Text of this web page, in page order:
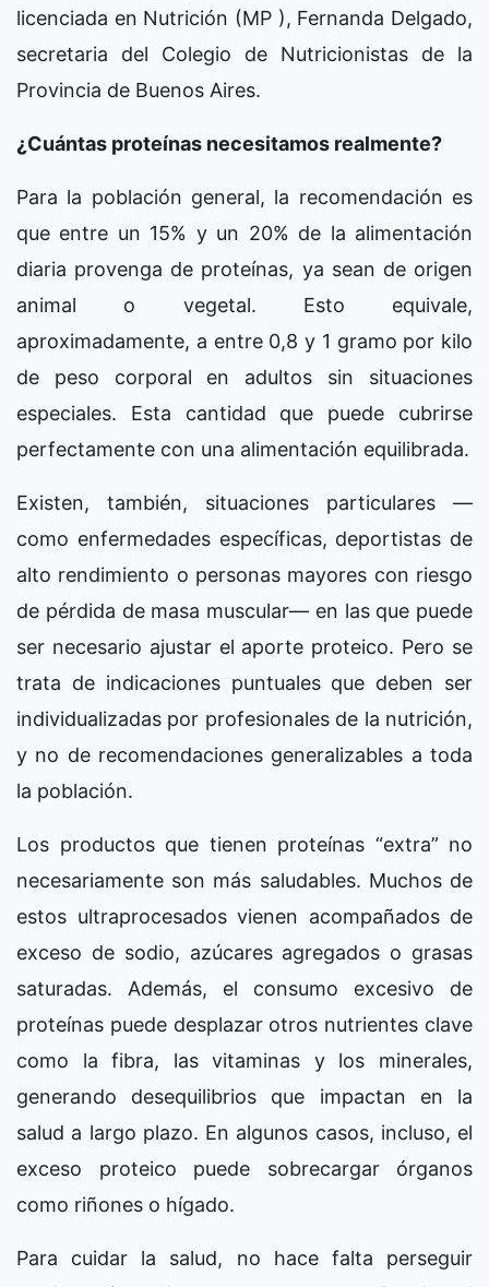
licenciada en Nutrición (MP ), Fernanda Delgado,
secretaria del Colegio de Nutricionistas de la
Provincia de Buenos Aires.
¿Cuántas proteínas necesitamos realmente?
Para la población general, la recomendación es
que entre un 15% y un 20% de la alimentación
diaria provenga de proteínas, ya sean de origen
animal o vegetal. Esto equivale,
aproximadamente, a entre 0,8 y 1 gramo por kilo
de peso corporal en adultos sin situaciones
especiales. Esta cantidad que puede cubrirse
perfectamente con una alimentación equilibrada.
Existen, también, situaciones particulares —
como enfermedades específicas, deportistas de
alto rendimiento o personas mayores con riesgo
de pérdida de masa muscular— en las que puede
ser necesario ajustar el aporte proteico. Pero se
trata de indicaciones puntuales que deben ser
individualizadas por profesionales de la nutrición,
y no de recomendaciones generalizables a toda
la población.
Los productos que tienen proteínas “extra” no
necesariamente son más saludables. Muchos de
estos ultraprocesados vienen acompañados de
exceso de sodio, azúcares agregados o grasas
saturadas. Además, el consumo excesivo de
proteínas puede desplazar otros nutrientes clave
como la fibra, las vitaminas y los minerales,
generando desequilibrios que impactan en la
salud a largo plazo. En algunos casos, incluso, el
exceso proteico puede sobrecargar órganos
como riñones o hígado.
Para cuidar la salud, no hace falta perseguir